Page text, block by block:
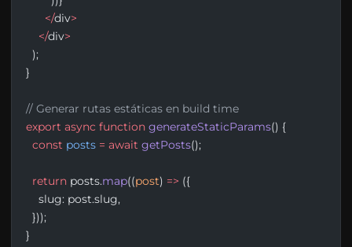
      </
div>
    </
div>
  );
}
// Generar rutas estáticas en build time
export async function generateStaticParams() {
  const
posts = await getPosts();
  return
posts.map((post) => ({
    slug: post.slug,
  }));
}